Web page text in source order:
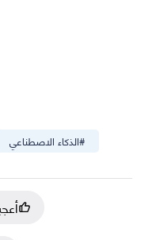
#الذكاء الاصطناعي